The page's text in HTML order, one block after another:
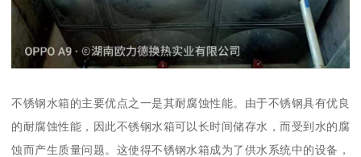
不锈钢水箱的主要优点之一是其耐腐蚀性能。由于不锈钢具有优良
的耐腐蚀性能，因此不锈钢水箱可以长时间储存水，而受到水的腐
蚀而产生质量问题。这使得不锈钢水箱成为了供水系统中的设备，